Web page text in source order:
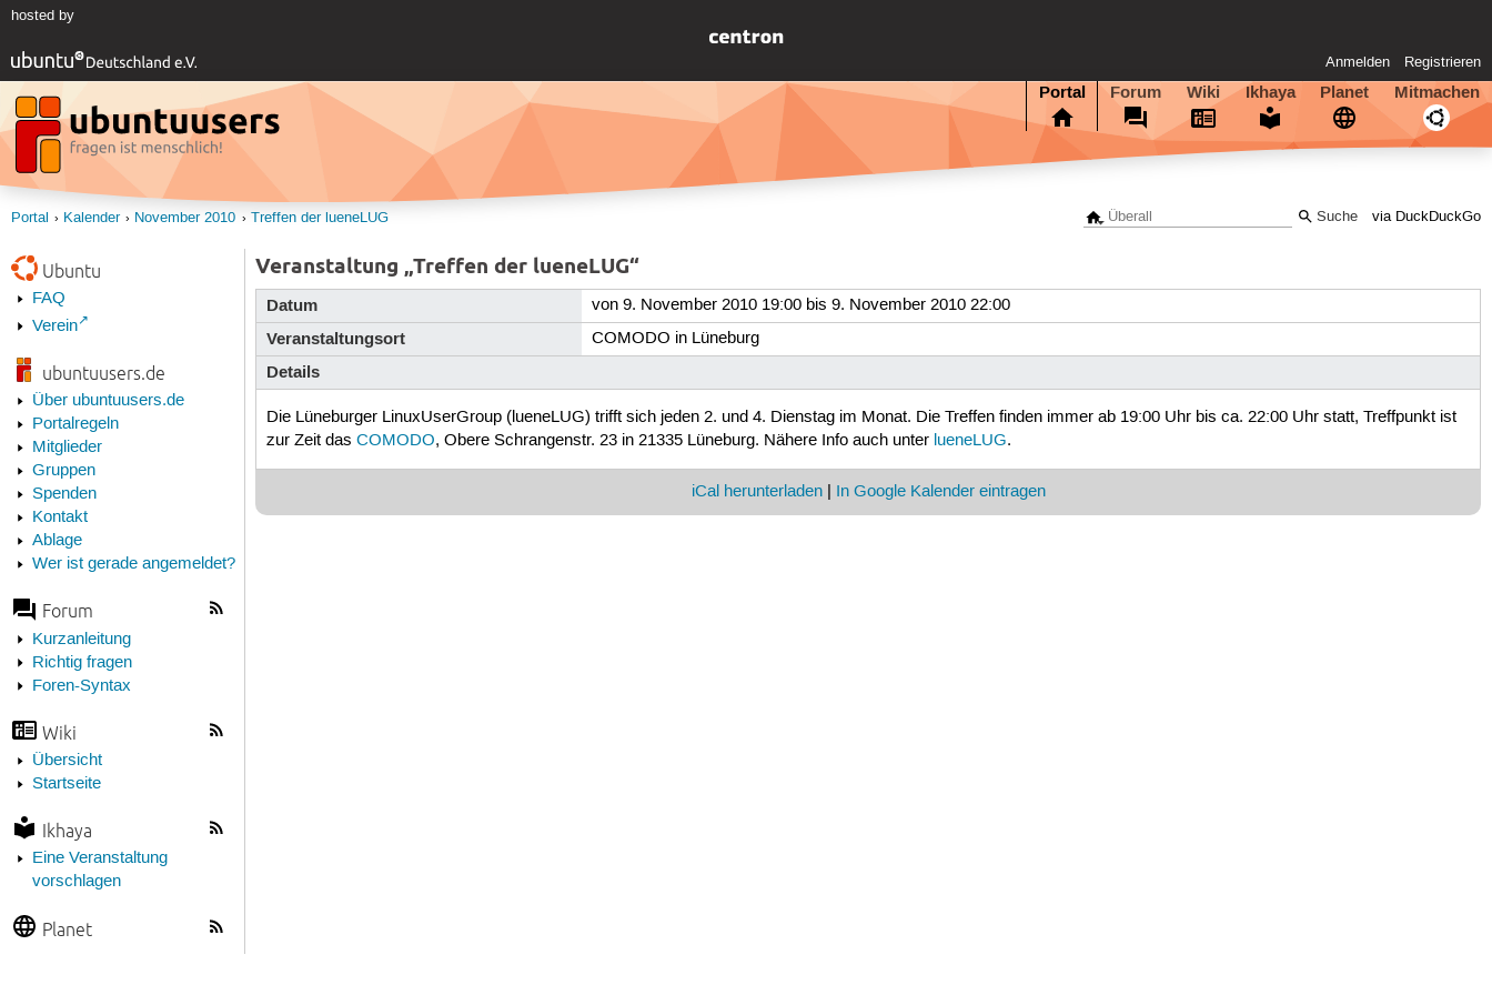
hosted by
Anmelden Registrieren
Portal Forum Wiki Ikhaya Planet Mitmachen
via DuckDuckGo
Portal Kalender November 2010 Treffen der lueneLUG
Ubuntu
FAQ
Verein
ubuntuusers.de
Über ubuntuusers.de
Portalregeln
Mitglieder
Gruppen
Spenden
Kontakt
Ablage
Wer ist gerade angemeldet?
Forum
Kurzanleitung
Richtig fragen
Foren-Syntax
Wiki
Übersicht
Startseite
Ikhaya
Eine Veranstaltung
vorschlagen
Planet
Veranstaltung „Treffen der lueneLUG“
Datum von 9. November 2010 19:00 bis 9. November 2010 22:00
Veranstaltungsort COMODO in Lüneburg
Details
Die Lüneburger LinuxUserGroup (lueneLUG) trifft sich jeden 2. und 4. Dienstag im Monat. Die Treffen finden immer ab 19:00 Uhr bis ca. 22:00 Uhr statt, Treffpunkt ist
zur Zeit dasCOMODO, Obere Schrangenstr. 23 in 21335 Lüneburg. Nähere Info auch unter lueneLUG.
iCal herunterladen| In Google Kalender eintragen